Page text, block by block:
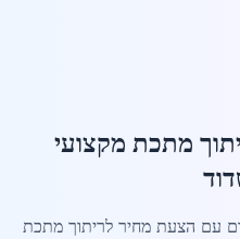
מתכת מקצועי
עם הצעת מחיר לריתוך מתכת